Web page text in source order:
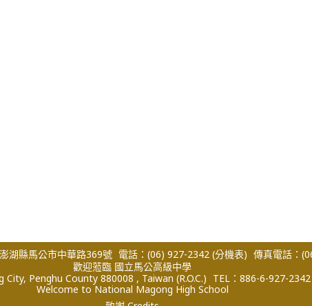
湖縣馬公市中華路369號 電話：(06) 927-2342 (分機表) 傳真電話：
歡迎蒞臨 國立馬公高級中學
Penghu County 880008 , Taiwan (R.O.C.) TEL：886-6-927-2342
Welcome to National Magong High School